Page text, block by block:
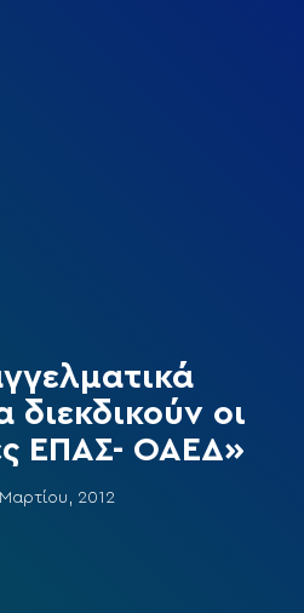
διεκδικούν οι
ΕΠΑΣ- ΟΑΕΔ»
2012